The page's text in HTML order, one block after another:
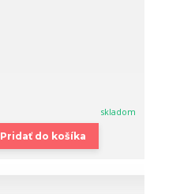
skladom
Pridať do košíka